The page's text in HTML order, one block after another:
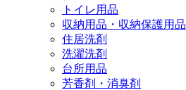
トイレ用品
収納用品・収納保護用品
住居洗剤
洗濯洗剤
台所用品
芳香剤・消臭剤